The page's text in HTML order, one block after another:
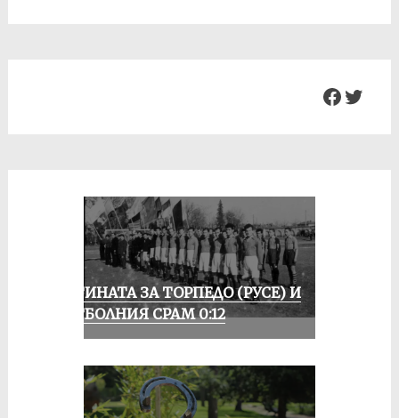
ИСТИНАТА ЗА ТОРПЕДО (РУСЕ) И
ФУТБОЛНИЯ СРАМ 0:12